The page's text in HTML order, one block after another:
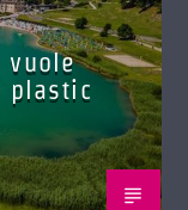
vuole
plastic